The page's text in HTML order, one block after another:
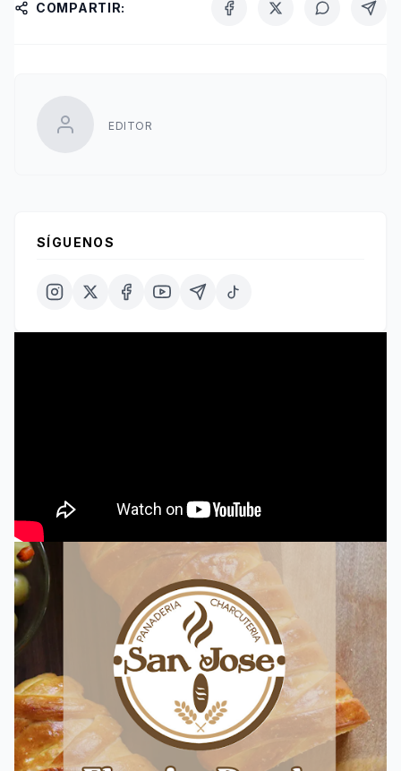
COMPARTIR:
EDITOR
SÍGUENOS